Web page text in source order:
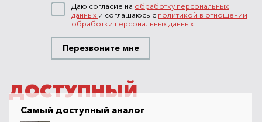
Даю согласие на обработку персональных
данных и соглашаюсь с политикой в отношении
обработки персональных данных
Перезвоните мне
ДОСТУПНЫЙ
Самый доступный аналог